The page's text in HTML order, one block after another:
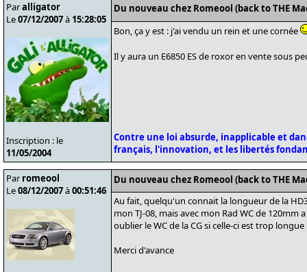
Paralligator
Le07/12/2007à 15:28:05
Inscription : le
11/05/2004
Du nouveau chez Romeool (back to THE
Bon, ça y est : j'ai vendu un rein et une cornée
Il y aura un E6850 ES de roxor en vente sous
Contre une loi absurde, inapplicable et
français, l'innovation, et les libertés
Par romeool
Le08/12/2007à00:51:46
Du nouveau chez Romeool (back to THE
Au fait, quelqu'un connait la longueur de la
mon TJ-08, mais avec mon Rad WC de
oublier le WC de la CG si celle-ci est trop longue
Merci d'avance